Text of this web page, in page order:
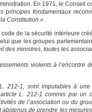
En 1971, le Conseil
principes fondamentaux
Constitution ».
de la sécurité intérieure
que les groupes
des ministres, toutes les
violents à l’encontre
212-1, sont imputables à
L. 212-1 commis par un
de l’association ou du
de prendre les